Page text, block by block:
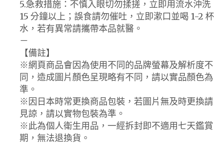
5.急救措施：不慎入眼切勿揉搓，立即用流水沖洗
15 分鐘以上；誤食請勿催吐，立即漱口並喝 1-2 杯
水，若有異常請攜帶本品就醫。
－
【備註】
※網頁商品會因為使用不同的品牌螢幕及解析度不
同，造成圖片顏色呈現略有不同，請以實品顏色為
準。
※因日本時常更換商品包裝，若圖片無及時更換請
見諒，請以實物包裝為準。
※此為個人衛生用品，一經拆封即不適用七天鑑賞
期，無法退換貨。